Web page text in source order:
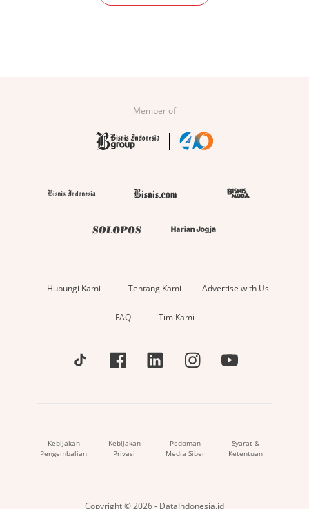
Member of
Hubungi Kami Tentang Kami Advertise with Us
FAQ Tim Kami
Kebijakan
Pengembalian
Kebijakan
Privasi
Pedoman
Media Siber
Syarat &
Ketentuan
Copyright © 2026 - DataIndonesia.id